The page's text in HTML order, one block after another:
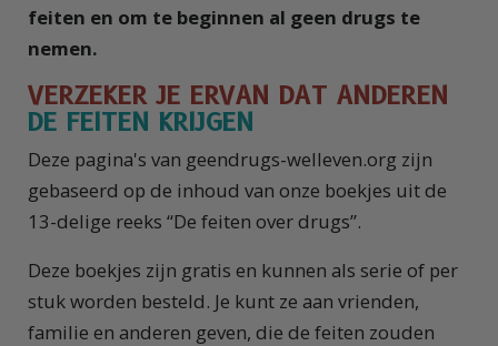
feiten en om te beginnen al geen drugs te
nemen.
VERZEKER JE ERVAN DAT ANDEREN
DE FEITEN KRIJGEN
Deze pagina's van geendrugs-welleven.org zijn
gebaseerd op de inhoud van onze boekjes uit de
13-delige reeks “De feiten over drugs”.
Deze boekjes zijn gratis en kunnen als serie of per
stuk worden besteld. Je kunt ze aan vrienden,
familie en anderen geven, die de feiten zouden